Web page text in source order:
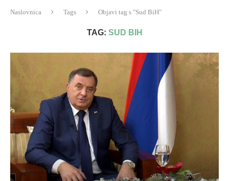
Naslovnica Tags Objavi tag s "Sud BiH"
TAG: SUD BIH